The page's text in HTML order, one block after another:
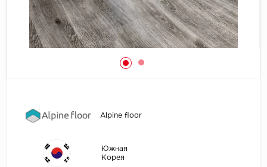
ECO Parquet
EcoClick
Alpine floor
Южная
Корея